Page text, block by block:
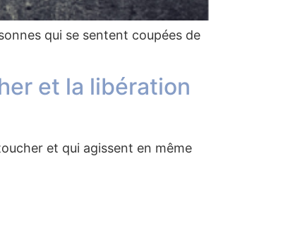
qui se sentent coupées de
et la libération
et qui agissent en même